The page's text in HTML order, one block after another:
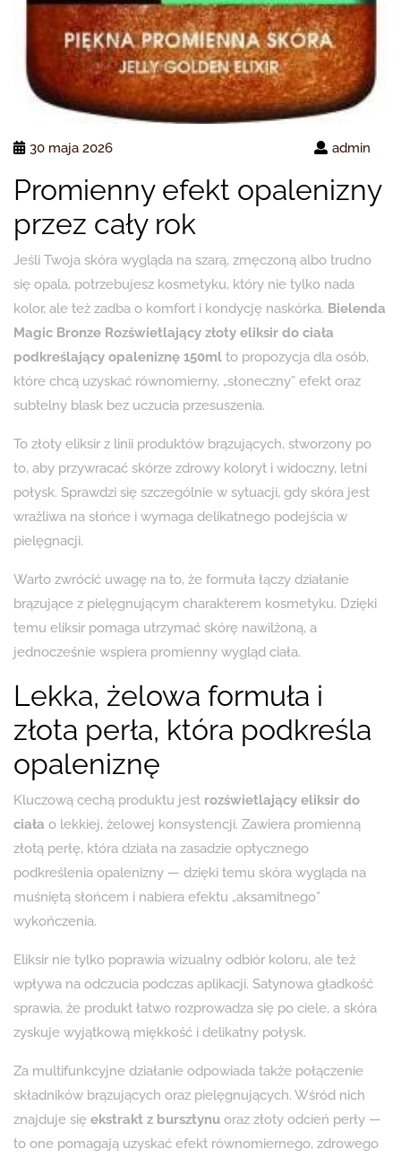
30 maja 2026 admin
Promienny efekt opalenizny
przez cały rok
Jeśli Twoja skóra wygląda na szarą, zmęczoną albo trudno
się opala, potrzebujesz kosmetyku, który nie tylko nada
kolor, ale też zadba o komfort i kondycję naskórka. Bielenda
Magic Bronze Rozświetlający złoty eliksir do ciała
podkreślający opaleniznę 150ml to propozycja dla osób,
które chcą uzyskać równomierny, „słoneczny” efekt oraz
subtelny blask bez uczucia przesuszenia.
To złoty eliksir z linii produktów brązujących, stworzony po
to, aby przywracać skórze zdrowy koloryt i widoczny, letni
połysk. Sprawdzi się szczególnie w sytuacji, gdy skóra jest
wrażliwa na słońce i wymaga delikatnego podejścia w
pielęgnacji.
Warto zwrócić uwagę na to, że formuła łączy działanie
brązujące z pielęgnującym charakterem kosmetyku. Dzięki
temu eliksir pomaga utrzymać skórę nawilżoną, a
jednocześnie wspiera promienny wygląd ciała.
Lekka, żelowa formuła i
złota perła, która podkreśla
opaleniznę
Kluczową cechą produktu jest rozświetlający eliksir do
ciała o lekkiej, żelowej konsystencji. Zawiera promienną
złotą perłę, która działa na zasadzie optycznego
podkreślenia opalenizny — dzięki temu skóra wygląda na
muśniętą słońcem i nabiera efektu „aksamitnego”
wykończenia.
Eliksir nie tylko poprawia wizualny odbiór koloru, ale też
wpływa na odczucia podczas aplikacji. Satynowa gładkość
sprawia, że produkt łatwo rozprowadza się po ciele, a skóra
zyskuje wyjątkową miękkość i delikatny połysk.
Za multifunkcyjne działanie odpowiada także połączenie
składników brązujących oraz pielęgnujących. Wśród nich
znajduje się ekstrakt z bursztynu oraz złoty odcień perły —
to one pomagają uzyskać efekt równomiernego, zdrowego